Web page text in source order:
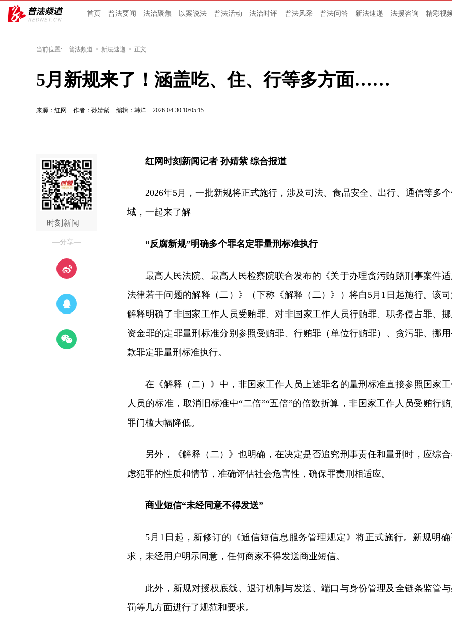
首页 普法要闻 法治聚焦 以案说法 普法活动 法治时评 普法风采 普法问答 新法速递 法援咨询 精彩视
当前位置: 普法频道 > 新法速递 > 正文
5月新规来了！涵盖吃、住、行等多方面……
来源：红网 作者：孙婧紫 编辑：韩洋 2026-04-30 10:05:15
时刻新闻
—分享—
红网时刻新闻记者 孙婧紫 综合报道
2026年5月，一批新规将正式施行，涉及司法、食品安全、出行、通信等多
域，一起来了解——
“反腐新规”明确多个罪名定罪量刑标准执行
最高人民法院、最高人民检察院联合发布的《关于办理贪污贿赂刑事案件适
法律若干问题的解释（二）》（下称《解释（二）》）将自5月1日起施行。该
解释明确了非国家工作人员受贿罪、对非国家工作人员行贿罪、职务侵占罪、挪
资金罪的定罪量刑标准分别参照受贿罪、行贿罪（单位行贿罪）、贪污罪、挪
款罪定罪量刑标准执行。
在《解释（二）》中，非国家工作人员上述罪名的量刑标准直接参照国家
人员的标准，取消旧标准中“二倍”“五倍”的倍数折算，非国家工作人员受贿行贿
罪门槛大幅降低。
另外，《解释（二）》也明确，在决定是否追究刑事责任和量刑时，应综
虑犯罪的性质和情节，准确评估社会危害性，确保罪责刑相适应。
商业短信“未经同意不得发送”
5月1日起，新修订的《通信短信息服务管理规定》将正式施行。新规明
求，未经用户明示同意，任何商家不得发送商业短信。
此外，新规对授权底线、退订机制与发送、端口与身份管理及全链条监管
罚等几方面进行了规范和要求。